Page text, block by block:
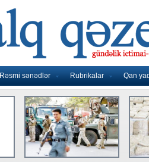
Rəsmi sənədlər Rubrikalar Qan